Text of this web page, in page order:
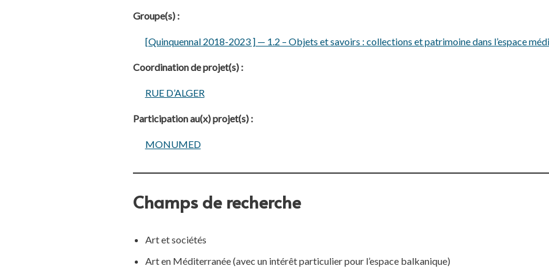
Groupe(s) :
[Quinquennal 2018-2023 ] — 1.2 – Objets et savoirs : collections et patrimoine dans l’espace
Coordination de projet(s) :
RUE D’ALGER
Participation au(x) projet(s) :
MONUMED
Champs de recherche
Art et sociétés
Art en Méditerranée (avec un intérêt particulier pour l’espace balkanique)